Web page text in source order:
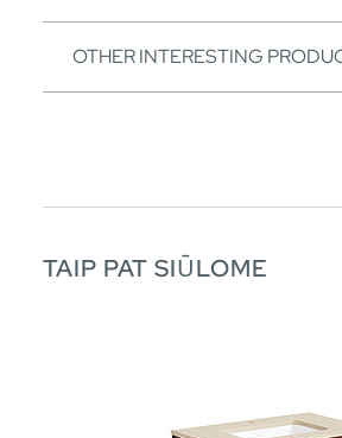
OTHER INTERESTING
TAIP PAT SIŪLOME